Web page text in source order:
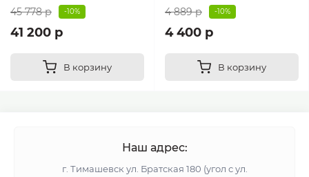
45 778 р -10%
41 200 р
В корзину
4 889 р -10%
4 400 р
В корзину
Наш адрес:
г. Тимашевск ул. Братская 180 (угол с ул.